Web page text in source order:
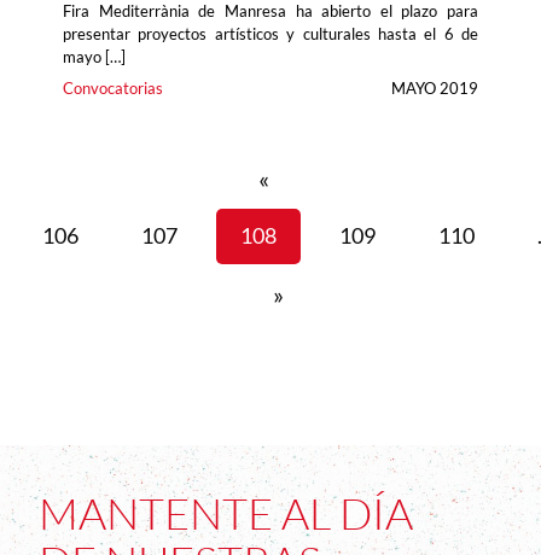
Fira Mediterrània de Manresa ha abierto el plazo para
presentar proyectos artísticos y culturales hasta el 6 de
mayo […]
Convocatorias
MAYO 2019
«
106 107 108 109 110
»
MANTENTE AL DÍA